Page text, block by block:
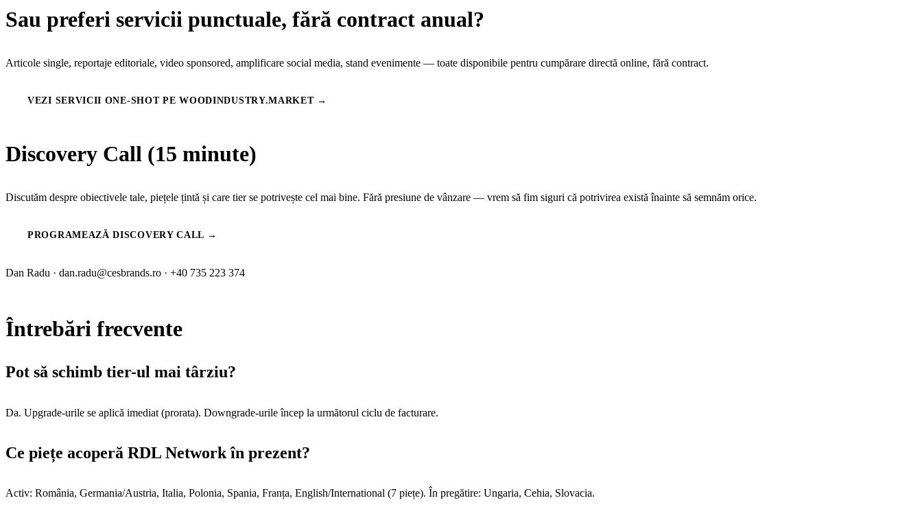
Sau preferi servicii punctuale, fără contract anual?
Articole single, reportaje editoriale, video sponsored, amplificare social media, stand evenimente — toate disponibile pentru cumpărare directă online, fără contract.
VEZI SERVICII ONE-SHOT PE WOODINDUSTRY.MARKET →
Discovery Call (15 minute)
Discutăm despre obiectivele tale, piețele țintă și care tier se potrivește cel mai bine. Fără presiune de vânzare — vrem să fim siguri că potrivirea există înainte să semnăm orice.
PROGRAMEAZĂ DISCOVERY CALL →
Dan Radu · dan.radu@cesbrands.ro · +40 735 223 374
Întrebări frecvente
Pot să schimb tier-ul mai târziu?
Da. Upgrade-urile se aplică imediat (prorata). Downgrade-urile încep la următorul ciclu de facturare.
Ce piețe acoperă RDL Network în prezent?
Activ: România, Germania/Austria, Italia, Polonia, Spania, Franța, English/International (7 piețe). În pregătire: Ungaria, Cehia, Slovacia.